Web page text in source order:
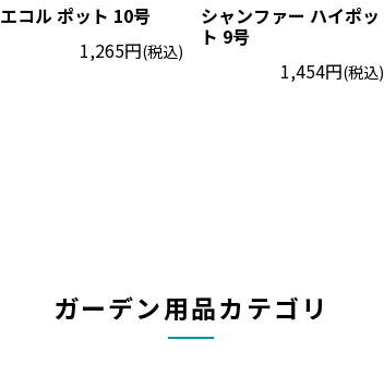
エコル ポット 10号
1,265円(税込)
シャンファー ハイポッ
ト 9号
1,454円(税込)
ガーデン用品カテゴリ